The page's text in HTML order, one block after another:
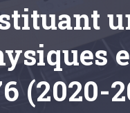
(2020-